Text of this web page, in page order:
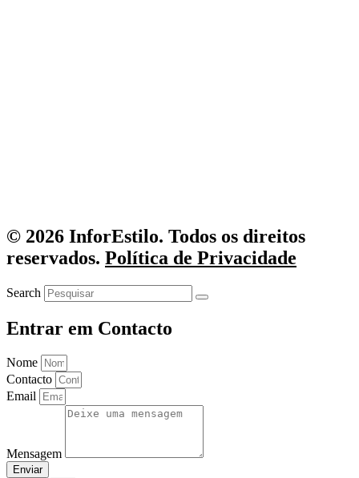
© 2026 InforEstilo. Todos os direitos
reservados. Política de Privacidade
Search
Entrar em Contacto
Nome
Contacto
Email
Mensagem
Enviar